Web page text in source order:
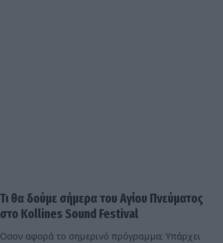
Τι θα δούμε σήμερα του Αγίου Πνεύματος
στο Kollines Sound Festival
Οσον αφορά το σημερινό πρόγραμμα; Υπάρχει